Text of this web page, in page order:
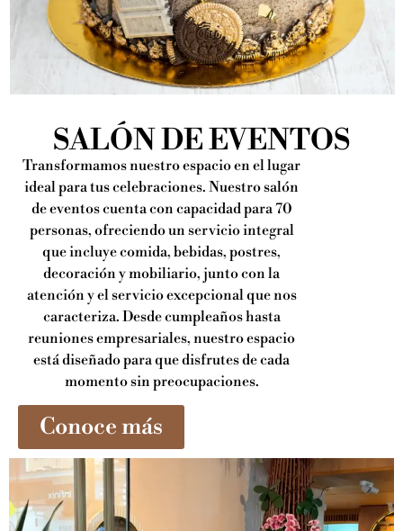
SALÓN DE EVENTOS
Transformamos nuestro espacio en el lugar
ideal para tus celebraciones. Nuestro salón
de eventos cuenta con capacidad para 70
personas, ofreciendo un servicio integral
que incluye comida, bebidas, postres,
decoración y mobiliario, junto con la
atención y el servicio excepcional que nos
caracteriza. Desde cumpleaños hasta
reuniones empresariales, nuestro espacio
está diseñado para que disfrutes de cada
momento sin preocupaciones.
Conoce más